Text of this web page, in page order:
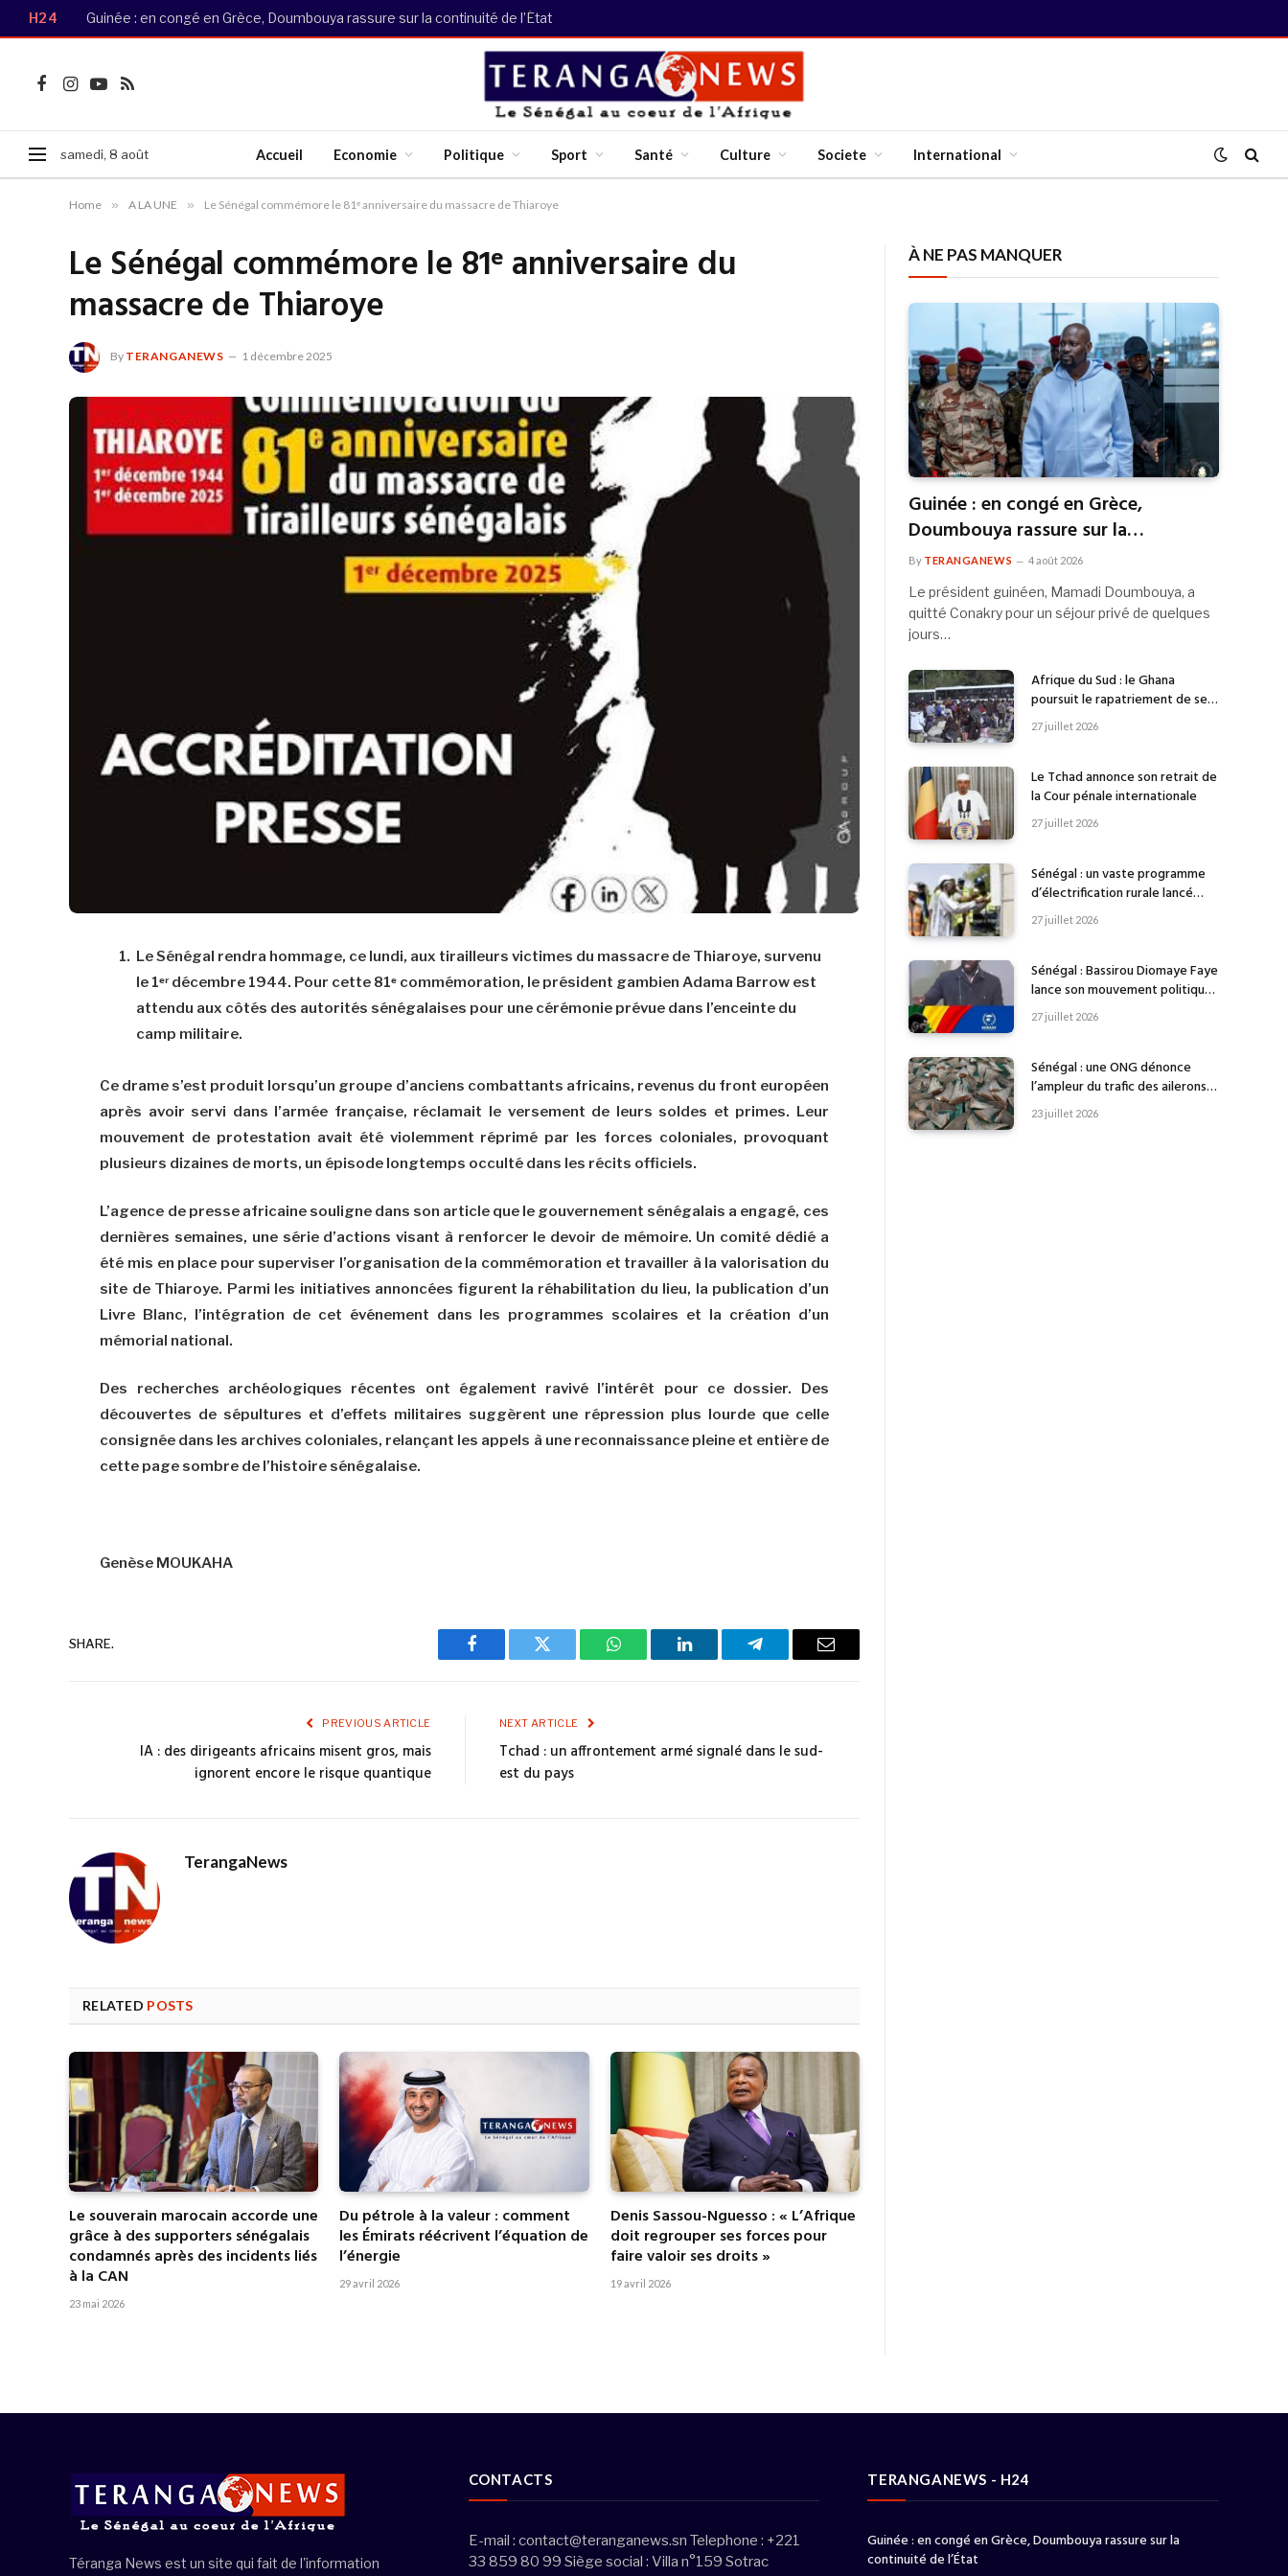
H24 Guinée : en congé en Grèce, Doumbouya rassure sur la continuité de l’État
Facebook
Instagram
YouTube
RSS
samedi, 8 août Accueil Economie Politique Sport Santé Culture Societe International
Home » A LA UNE » Le Sénégal commémore le 81ᵉ anniversaire du massacre de Thiaroye
Le Sénégal commémore le 81ᵉ anniversaire du
massacre de Thiaroye
By TERANGANEWS 1 décembre 2025
Le Sénégal rendra hommage, ce lundi, aux tirailleurs victimes du massacre de Thiaroye, survenu
le 1ᵉʳ décembre 1944. Pour cette 81ᵉ commémoration, le président gambien Adama Barrow est
attendu aux côtés des autorités sénégalaises pour une cérémonie prévue dans l’enceinte du
camp militaire.
Ce drame s’est produit lorsqu’un groupe d’anciens combattants africains, revenus du front européen
après avoir servi dans l’armée française, réclamait le versement de leurs soldes et primes. Leur
mouvement de protestation avait été violemment réprimé par les forces coloniales, provoquant
plusieurs dizaines de morts, un épisode longtemps occulté dans les récits officiels.
L’agence de presse africaine souligne dans son article que le gouvernement sénégalais a engagé, ces
dernières semaines, une série d’actions visant à renforcer le devoir de mémoire. Un comité dédié a
été mis en place pour superviser l’organisation de la commémoration et travailler à la valorisation du
site de Thiaroye. Parmi les initiatives annoncées figurent la réhabilitation du lieu, la publication d’un
Livre Blanc, l’intégration de cet événement dans les programmes scolaires et la création d’un
mémorial national.
Des recherches archéologiques récentes ont également ravivé l’intérêt pour ce dossier. Des
découvertes de sépultures et d’effets militaires suggèrent une répression plus lourde que celle
consignée dans les archives coloniales, relançant les appels à une reconnaissance pleine et entière de
cette page sombre de l’histoire sénégalaise.
Genèse MOUKAHA
SHARE.
Facebook Twitter WhatsAppLinkedIn Telegram Email
PREVIOUS ARTICLE
IA : des dirigeants africains misent gros, mais
ignorent encore le risque quantique
NEXT ARTICLE
Tchad : un affrontement armé signalé dans le sud-
est du pays
TerangaNews
RELATED POSTS
Le souverain marocain accorde une
grâce à des supporters sénégalais
condamnés après des incidents liés
à la CAN
23 mai 2026
Du pétrole à la valeur : comment
les Émirats réécrivent l’équation de
l’énergie
29 avril 2026
Denis Sassou-Nguesso : « L’Afrique
doit regrouper ses forces pour
faire valoir ses droits »
19 avril 2026
À NE PAS MANQUER
Guinée : en congé en Grèce,
Doumbouya rassure sur la
continuité de l’État
By TERANGANEWS 4 août 2026
Le président guinéen, Mamadi Doumbouya, a
quitté Conakry pour un séjour privé de quelques
jours…
Afrique du Sud : le Ghana
poursuit le rapatriement de ses
citoyens
27 juillet 2026
Le Tchad annonce son retrait de
la Cour pénale internationale
27 juillet 2026
Sénégal : un vaste programme
d’électrification rurale lancé
dans 753 villages
27 juillet 2026
Sénégal : Bassirou Diomaye Faye
lance son mouvement politique
« KIIRAAY »
27 juillet 2026
Sénégal : une ONG dénonce
l’ampleur du trafic des ailerons
de requin
23 juillet 2026
Téranga News est un site qui fait de l'information
CONTACTS
E-mail : contact@teranganews.sn Telephone : +221
33 859 80 99 Siège social : Villa n°159 Sotrac
TERANGANEWS - H24
Guinée : en congé en Grèce, Doumbouya rassure sur la
continuité de l’État